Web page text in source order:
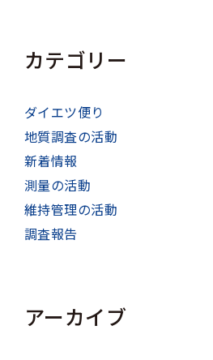
カテゴリー
ダイエツ便り
地質調査の活動
新着情報
測量の活動
維持管理の活動
調査報告
アーカイブ